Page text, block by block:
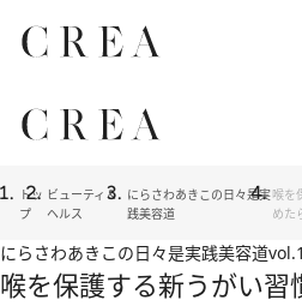
トッ
プ
ビューティ＆
ヘルス
にらさわあきこの日々是実
践美容道
喉を
めた
にらさわあきこの日々是実践美容道
喉を保護する新うがい